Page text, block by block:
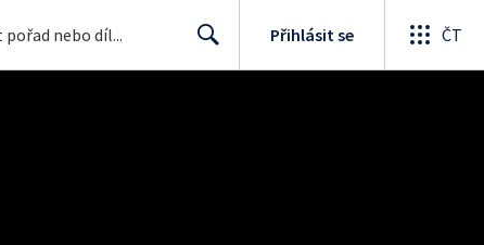
Přihlásit se ČT